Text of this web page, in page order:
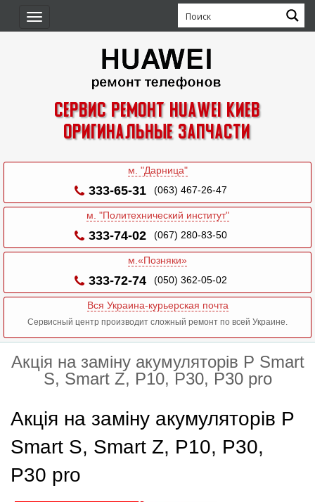
Toggle
navigation
Сервис ремонт Huawei Киев
Оригинальные запчасти
м. "Дарница"
333-65-31 (063) 467-26-47
м. "Политехнический институт"
333-74-02 (067) 280-83-50
м.«Позняки»
333-72-74 (050) 362-05-02
Вся Украина-курьерская почта
Сервисный центр производит сложный ремонт по всей Украине.
Акція на заміну акумуляторів P Smart
S, Smart Z, P10, P30, P30 pro
Акція на заміну акумуляторів P
Smart S, Smart Z, P10, P30,
P30 pro